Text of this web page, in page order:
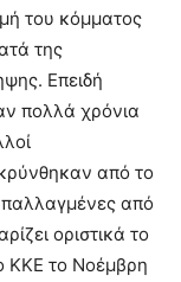
του κόμματος
της
Επειδή
πολλά χρόνια
από το
από
οριστικά το
ΚΚΕ το Νοέμβρη